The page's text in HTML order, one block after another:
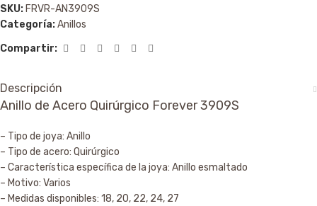
SKU: FRVR-AN3909S
Categoría:Anillos
Compartir:
Descripción
Anillo de Acero Quirúrgico Forever 3909S
– Tipo de joya: Anillo
– Tipo de acero: Quirúrgico
– Característica específica de la joya: Anillo esmaltado
– Motivo: Varios
– Medidas disponibles: 18, 20, 22, 24, 27